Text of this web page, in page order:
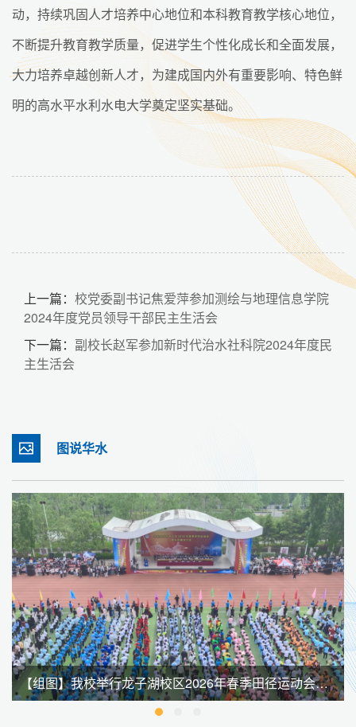
动，持续巩固人才培养中心地位和本科教育教学核心地位，
不断提升教育教学质量，促进学生个性化成长和全面发展，
大力培养卓越创新人才，为建成国内外有重要影响、特色鲜
明的高水平水利水电大学奠定坚实基础。
上一篇： 校党委副书记焦爱萍参加测绘与地理信息学院
2024年度党员领导干部民主生活会
下一篇： 副校长赵军参加新时代治水社科院2024年度民
主生活会
图说华水
【组图】我校举行龙子湖校区2026年春季田径运动会暨全民健身大会